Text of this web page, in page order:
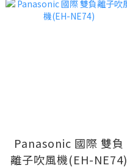
Panasonic 國際 雙負
離子吹風機(EH-NE74)